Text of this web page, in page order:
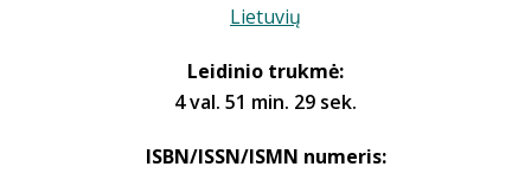
Lietuvių
Leidinio trukmė:
4 val. 51 min. 29 sek.
ISBN/ISSN/ISMN numeris: